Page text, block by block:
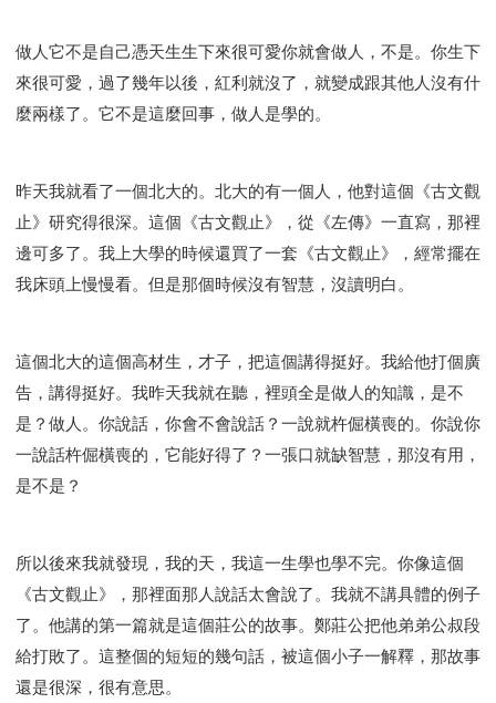
做人它不是自己憑天生生下來很可愛你就會做人，不是。你生下
來很可愛，過了幾年以後，紅利就沒了，就變成跟其他人沒有什
麼兩樣了。它不是這麼回事，做人是學的。
昨天我就看了一個北大的。北大的有一個人，他對這個《古文觀
止》研究得很深。這個《古文觀止》，從《左傳》一直寫，那裡
邊可多了。我上大學的時候還買了一套《古文觀止》，經常擺在
我床頭上慢慢看。但是那個時候沒有智慧，沒讀明白。
這個北大的這個高材生，才子，把這個講得挺好。我給他打個廣
告，講得挺好。我昨天我就在聽，裡頭全是做人的知識，是不
是？做人。你說話，你會不會說話？一說就杵倔橫喪的。你說你
一說話杵倔橫喪的，它能好得了？一張口就缺智慧，那沒有用，
是不是？
所以後來我就發現，我的天，我這一生學也學不完。你像這個
《古文觀止》，那裡面那人說話太會說了。我就不講具體的例子
了。他講的第一篇就是這個莊公的故事。鄭莊公把他弟弟公叔段
給打敗了。這整個的短短的幾句話，被這個小子一解釋，那故事
還是很深，很有意思。